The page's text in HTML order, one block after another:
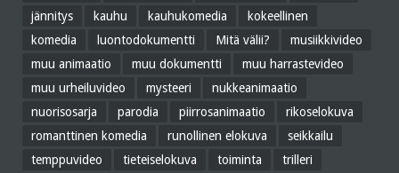
jännitys
kauhu kauhukomedia
kokeellinen
komedia
luontodokumentti Mitä välii?
musiikkivideo
muu animaatio
muu dokumentti
muu harrastevideo
muu urheiluvideo
mysteeri
nukkeanimaatio
nuorisosarja
parodia piirrosanimaatio
rikoselokuva
romanttinen komedia
runollinen elokuva
seikkailu
temppuvideo
tieteiselokuva toiminta
trilleri